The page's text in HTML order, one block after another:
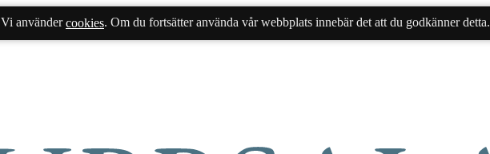
Vi användercookies. Om du fortsätter använda vår webbplats innebär det att du godkänner detta.